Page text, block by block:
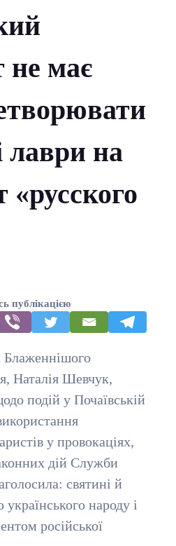
не має
лаври на
«русского
публікацією
Блаженнішого
Наталія Шевчук,
подій у Почаївській
у провокаціях,
дій Служби
святині й
народу і
російської